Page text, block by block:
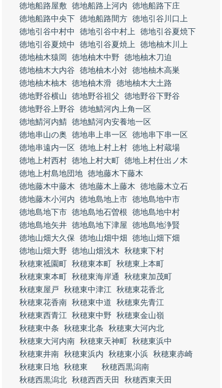
徳地船路屋敷
徳地船路上河内
徳地船路下庄
徳地船路中央下 徳地船路間方 徳地引谷川口上
徳地引谷中村中
徳地引谷中村上
徳地引谷夏焼下
徳地引谷夏焼中
徳地引谷夏焼上
徳地柚木川上
徳地柚木猿岡
徳地柚木中野
徳地柚木刀迫
徳地柚木大内谷
徳地柚木小対 徳地柚木高巣
徳地柚木柚木
徳地柚木滑 徳地柚木大土路
徳地野谷横山
徳地野谷祖父
徳地野谷下野谷
徳地野谷上野谷
徳地鯖河内上角一区
徳地鯖河内鯖 徳地鯖河内安養地一区
徳地串山の奥
徳地串上串一区
徳地串下串一区
徳地串遠内一区
徳地上村上村 徳地上村蔵場
徳地上村西村 徳地上村大町 徳地上村仕出ノ木
徳地上村島地団地 徳地藤木下藤木
徳地藤木中藤木
徳地藤木上藤木
徳地藤木立石
徳地藤木小河内
徳地島地上市 徳地島地中市
徳地島地下市 徳地島地石曽根
徳地島地中村
徳地島地矢井 徳地島地下津屋
徳地島地浄賢
徳地山畑大久保
徳地山畑中畑
徳地山畑下畑
徳地山畑大野
徳地山畑浅木
秋穂東下村
秋穂東祗園町 秋穂東本町 秋穂東上本町
秋穂東東本町 秋穂東海岸通
秋穂東加茂町
秋穂東屋戸
秋穂東中津江
秋穂東花香北
秋穂東花香南 秋穂東中道
秋穂東先青江
秋穂東西青江
秋穂東中野
秋穂東金山嶺
秋穂東中条
秋穂東北条
秋穂東大河内北
秋穂東大河内南 秋穂東天神町 秋穂東浜中
秋穂東井南 秋穂東浜内 秋穂東小浜 秋穂東赤崎
秋穂東日地 秋穂東
秋穂西黒潟南
秋穂西黒潟北 秋穂西西天田
秋穂西東天田